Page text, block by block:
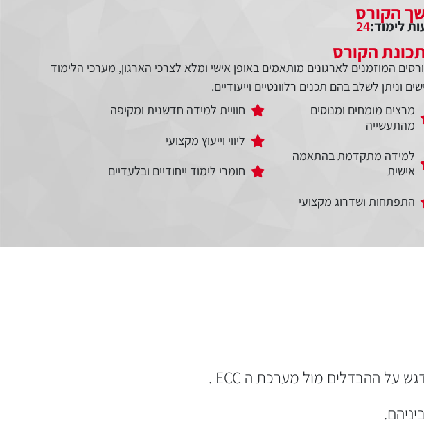
הקורס
לימוד:24
הקורס
המוזמנים לארגונים מותאמים באופן אישי ומלא לצרכי הארגון, מערכי הלימוד
וניתן לשלב בהם תכנים רלוונטיים וייעודיים.
מרצים מומחים ומנוסים
מהתעשייה
למידה מתקדמת בהתאמה
אישית
התפתחות ושדרוג מקצועי
חוויית למידה חדשנית ומקיפה
ליווי וייעוץ מקצועי
חומרי לימוד ייחודיים ובלעדיים